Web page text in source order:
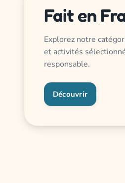
Fait en
Explorez notre
et activités
responsable.
Découvrir